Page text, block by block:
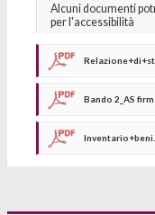
Alcuni documenti
per l'accessibilità
Bando 2_AS